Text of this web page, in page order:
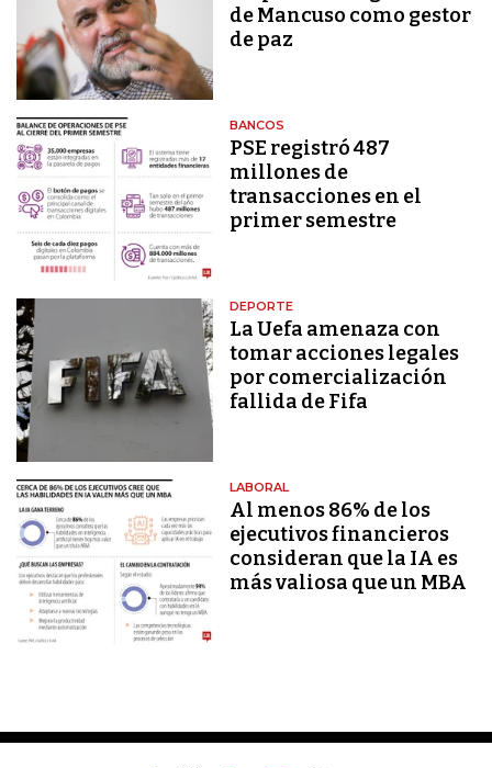
de Mancuso como gestor
de paz
BANCOS
PSE registró 487
millones de
transacciones en el
primer semestre
DEPORTE
La Uefa amenaza con
tomar acciones legales
por comercialización
fallida de Fifa
LABORAL
Al menos 86% de los
ejecutivos financieros
consideran que la IA es
más valiosa que un MBA